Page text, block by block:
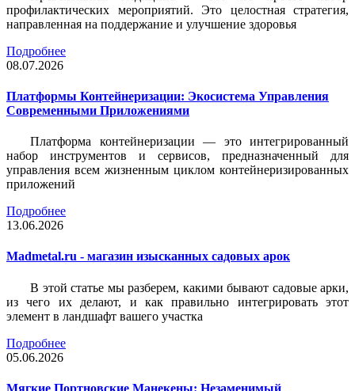
профилактических мероприятий. Это целостная стратегия,
направленная на поддержание и улучшение здоровья
Подробнее
08.07.2026
Платформы Контейнеризации: Экосистема Управления
Современными Приложениями
Платформа контейнеризации — это интегрированный
набор инструментов и сервисов, предназначенный для
управления всем жизненным циклом контейнеризированных
приложений
Подробнее
13.06.2026
Madmetal.ru - магазин изысканных садовых арок
В этой статье мы разберем, какими бывают садовые арки,
из чего их делают, и как правильно интегрировать этот
элемент в ландшафт вашего участка
Подробнее
05.06.2026
Мягкие Портновские Манекены: Незаменимый